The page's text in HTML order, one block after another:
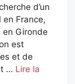
d’un
France,
en Gironde
est
et de
… Lire la